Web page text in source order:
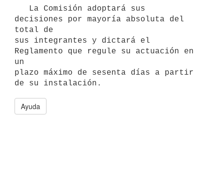
decisiones por mayoría absoluta del
total de
sus integrantes y dictará el
Reglamento que regule su actuación en
un
plazo máximo de sesenta días a partir
Ayuda